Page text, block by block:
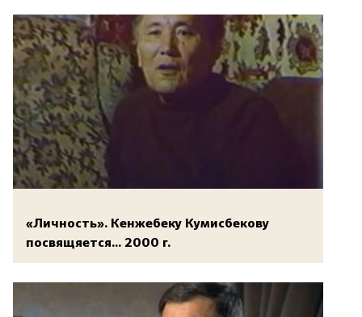
«Личность». Кенжебеку Кумисбекову
посвящяется... 2000 г.